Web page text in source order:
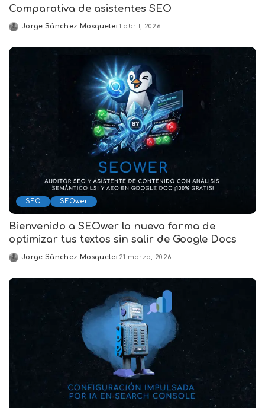
Comparativa de asistentes SEO
Posted
Jorge Sánchez Mosquete 1 abril, 2026
SEO SEOwer
Bienvenido a SEOwer la nueva forma de
optimizar tus textos sin salir de Google Docs
Posted
Jorge Sánchez Mosquete 21 marzo, 2026